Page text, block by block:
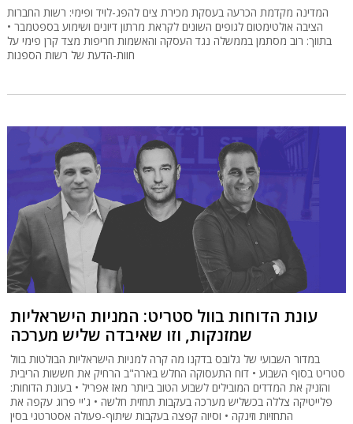
המדינה מקדמת הכרעה בעסקת מכירת צים להפג-לויד ופימי: רשות החברות
הציבה אולטימטום לגופים השונים לקראת מרתון דיונים ושימוע בספטמבר •
בתווך: רוב מסתמן בממשלה נגד העסקה והאשמות חריפות מצד קרן פימי על
חוות-הדעת של רשות הספנות
עונת הדוחות בוול סטריט: המניות הישראליות
שמזנקות, וזו שאיבדה שליש מערכה
במדור השבועי של גלובס בדקנו מה קרה למניות הישראליות הבולטות בוול
סטריט בסוף השבוע • דוח התעסוקה החלש בארה"ב הרחיק את חששות הריבית
והזניק את המדדים המובילים לשבוע הטוב ביותר מאז אפריל • בעונת הדוחות:
פלייטיקה צללה בכשליש מערכה בעקבות תחזית חלשה • ג'יי פרוג עקפה את
התחזיות וזינקה • וסיוה קפצה בעקבות שיתוף-פעולה אסטרטגי בסין